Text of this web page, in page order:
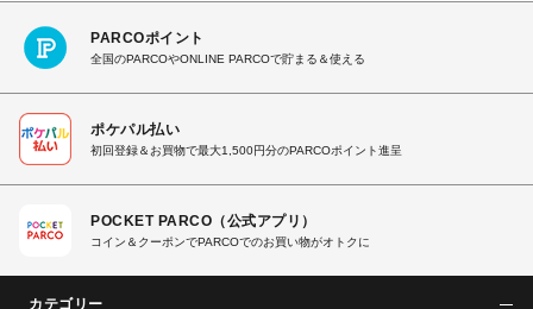
PARCOポイント
全国のPARCOやONLINE PARCOで貯まる＆使える
ポケパル払い
初回登録＆お買物で最大1,500円分のPARCOポイント進呈
POCKET PARCO（公式アプリ）
コイン＆クーポンでPARCOでのお買い物がオトクに
カテゴリー